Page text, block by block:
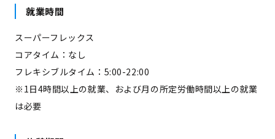
就業時間
スーパーフレックス
コアタイム：なし
フレキシブルタイム：5:00-22:00
※1日4時間以上の就業、および月の所定労働時間以上の就業
は必要